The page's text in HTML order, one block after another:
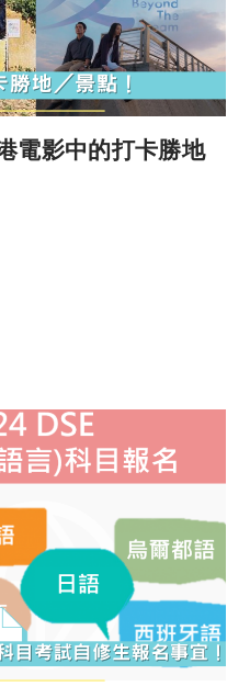
電影中的打卡勝地